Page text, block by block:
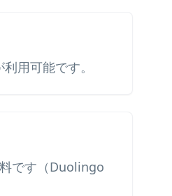
用可能です。
です（Duolingo